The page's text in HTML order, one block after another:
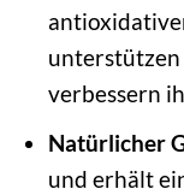
unterstützen
verbessern
Natürlicher
und erhält